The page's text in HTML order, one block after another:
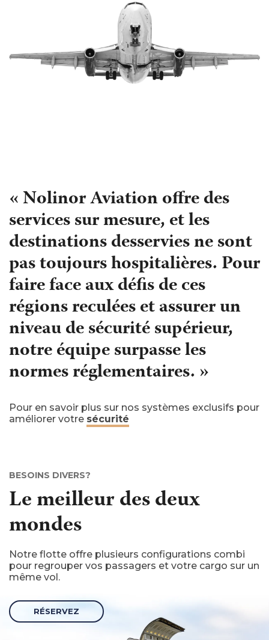
« Nolinor Aviation offre des
services sur mesure, et les
destinations desservies ne sont
pas toujours hospitalières. Pour
faire face aux défis de ces
régions reculées et assurer un
niveau de sécurité supérieur,
notre équipe surpasse les
normes réglementaires. »
Pour en savoir plus sur nos systèmes exclusifs pour
améliorer votre sécurité
BESOINS DIVERS?
Le meilleurdes deux
mondes
Notre flotte offre plusieurs configurations combi
pour regrouper vos passagers et votre cargo sur un
même vol.
RÉSERVEZ